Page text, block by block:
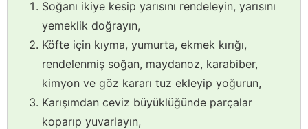
Soğanı ikiye kesip yarısını rendeleyin, yarısını
yemeklik doğrayın,
Köfte için kıyma, yumurta, ekmek kırığı,
rendelenmiş soğan, maydanoz, karabiber,
kimyon ve göz kararı tuz ekleyip yoğurun,
Karışımdan ceviz büyüklüğünde parçalar
koparıp yuvarlayın,